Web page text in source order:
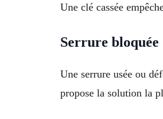
Une clé cassée
Serrure bloquée
Une serrure usée ou
propose la solution la